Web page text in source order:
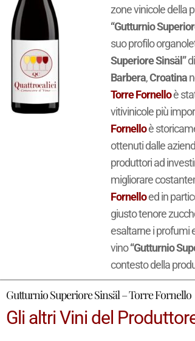
zone vinicole della
“Gutturnio
suo profilo
Superiore Sinsäl”di
Barbera,Croatina
Torre Fornelloè
vitivinicole più
Fornelloè
ottenuti dalle
produttori ad
migliorare
Fornelloed in
giusto tenore
esaltarne i profumi
vino“Gutturnio
contesto della
Gutturnio Superiore Sinsäl – Torre Fornello
Gli altri Vini del